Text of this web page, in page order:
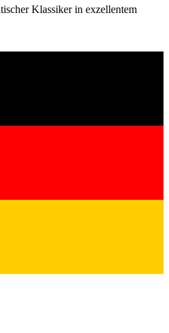
Klassiker in exzellentem